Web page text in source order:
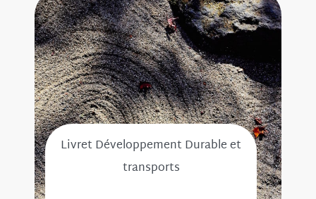
Livret Développement Durable et
transports